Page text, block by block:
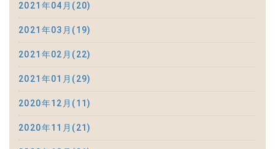
2021年04月(20)
2021年03月(19)
2021年02月(22)
2021年01月(29)
2020年12月(11)
2020年11月(21)